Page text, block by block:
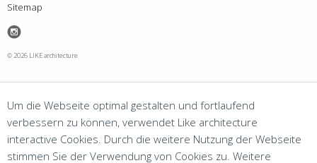
Sitemap
Instagram
© 2026 LIKE architecture
Um die Webseite optimal gestalten und fortlaufend
verbessern zu können, verwendet Like architecture
interactive Cookies. Durch die weitere Nutzung der Webseite
stimmen Sie der Verwendung von Cookies zu. Weitere